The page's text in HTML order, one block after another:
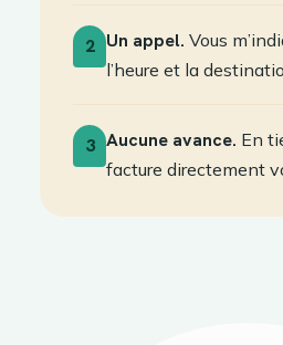
2 Un appel. Vous
l’heure et la
3 Aucune avance. En
facture directement